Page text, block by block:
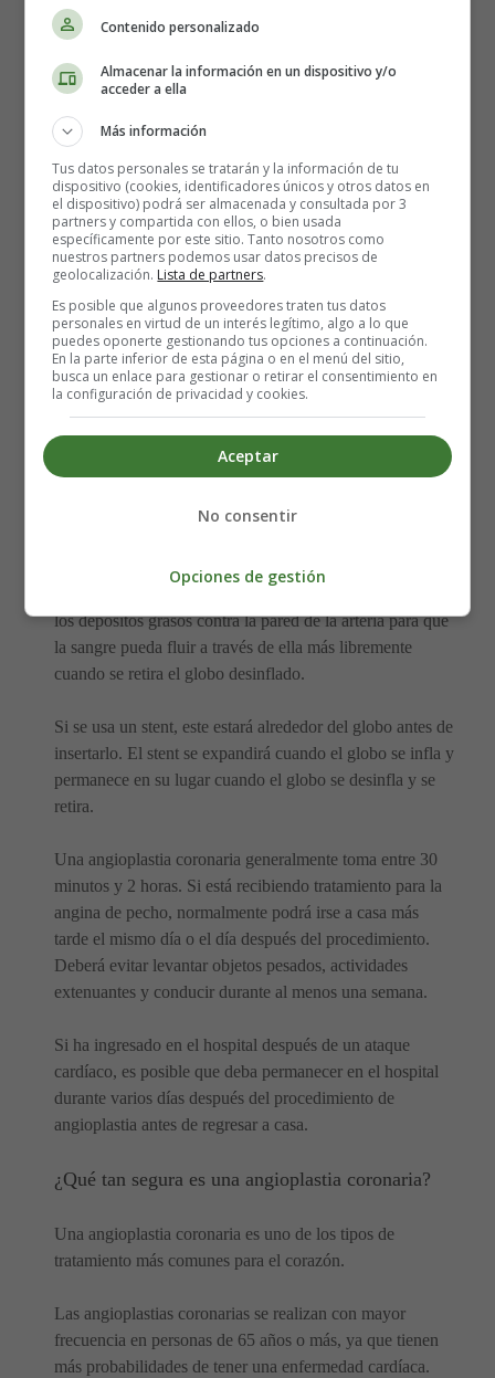
de lo que podían antes del procedimiento.
Si ha tenido un ataque cardíaco, una angioplastia puede
aumentar sus posibilidades de sobrevivir más que los
medicamentos anticoagulantes. El procedimiento también
puede reducir sus posibilidades de tener otro ataque
cardíaco en el futuro.
Cómo se realiza una angioplastia coronaria
Una angioplastia coronaria se realiza con anestesia local,
lo que significa que estará despierto mientras se realiza el
procedimiento.
Se insertará un tubo delgado y flexible llamado catéter en
una de sus arterias a través de una incisión en la ingle, la
muñeca o el brazo. Esto se guía a la arteria coronaria
afectada mediante rayos X.
Cuando el catéter está en su lugar, un alambre delgado es
entregando un pequeño globo a la sección afectada de la
los depósitos grasos contra la pared de la arteria para que
la sangre pueda fluir a través de ella más libremente
cuando se retira el globo desinflado.
Si se usa un stent, este estará alrededor del globo antes de
insertarlo. El stent se expandirá cuando el globo se infla y
permanece en su lugar cuando el globo se desinfla y se
retira.
Una angioplastia coronaria generalmente toma entre 30
minutos y 2 horas. Si está recibiendo tratamiento para la
angina de pecho, normalmente podrá irse a casa más
tarde el mismo día o el día después del procedimiento.
Deberá evitar levantar objetos pesados, actividades
extenuantes y conducir durante al menos una semana.
Si ha ingresado en el hospital después de un ataque
cardíaco, es posible que deba permanecer en el hospital
durante varios días después del procedimiento de
angioplastia antes de regresar a casa.
¿Qué tan segura es una angioplastia coronaria?
Una angioplastia coronaria es uno de los tipos de
tratamiento más comunes para el corazón.
Las angioplastias coronarias se realizan con mayor
frecuencia en personas de 65 años o más, ya que tienen
más probabilidades de tener una enfermedad cardíaca.
Contenido personalizado
Almacenar la información en un dispositivo y/o
acceder a ella
Más información
Tus datos personales se tratarán y la información de tu
dispositivo (cookies, identificadores únicos y otros datos en
el dispositivo) podrá ser almacenada y consultada por 3
partners y compartida con ellos, o bien usada
específicamente por este sitio. Tanto nosotros como
nuestros partners podemos usar datos precisos de
geolocalización. Lista de partners.
Es posible que algunos proveedores traten tus datos
personales en virtud de un interés legítimo, algo a lo que
puedes oponerte gestionando tus opciones a continuación.
En la parte inferior de esta página o en el menú del sitio,
busca un enlace para gestionar o retirar el consentimiento en
la configuración de privacidad y cookies.
Aceptar
No consentir
Opciones de gestión